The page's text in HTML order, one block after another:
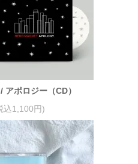
ポロジー（CD）
込1,100円)